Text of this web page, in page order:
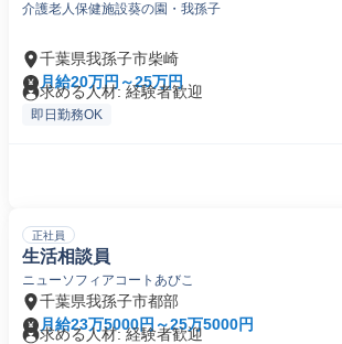
介護老人保健施設葵の園・我孫子
千葉県我孫子市柴崎
月給20万円～25万円
求める人材: 経験者歓迎
即日勤務OK
正社員
生活相談員
ニューソフィアコートあびこ
千葉県我孫子市都部
月給23万5000円～25万5000円
求める人材: 経験者歓迎